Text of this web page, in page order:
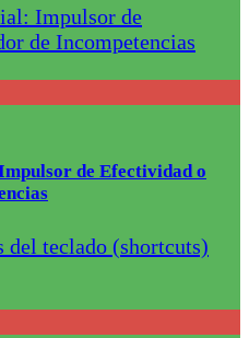
de Efectividad o